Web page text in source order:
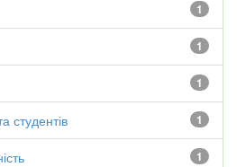
1
1
1
1
студентів
1